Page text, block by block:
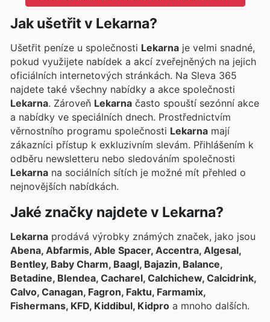
Jak ušetřit v Lekarna?
Ušetřit peníze u společnosti Lekarna je velmi snadné,
pokud využijete nabídek a akcí zveřejněných na jejich
oficiálních internetových stránkách. Na Sleva 365
najdete také všechny nabídky a akce společnosti
Lekarna. Zároveň Lekarna často spouští sezónní akce
a nabídky ve speciálních dnech. Prostřednictvím
věrnostního programu společnosti Lekarna mají
zákazníci přístup k exkluzivním slevám. Přihlášením k
odběru newsletteru nebo sledováním společnosti
Lekarna na sociálních sítích je možné mít přehled o
nejnovějších nabídkách.
Jaké značky najdete v Lekarna?
Lekarna prodává výrobky známých značek, jako jsou
Abena, Abfarmis, Able Spacer, Accentra, Algesal,
Bentley, Baby Charm, Baagl, Bajazin, Balance,
Betadine, Blendea, Cacharel, Calchichew, Calcidrink,
Calvo, Canagan, Fagron, Faktu, Farmamix,
Fishermans, KFD, Kiddibul, Kidpro a mnoho dalších.